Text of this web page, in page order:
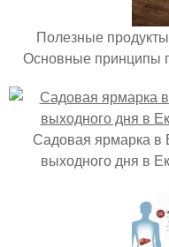
Полезные
Основные принципы
Садовая ярмарка в
выходного дня в